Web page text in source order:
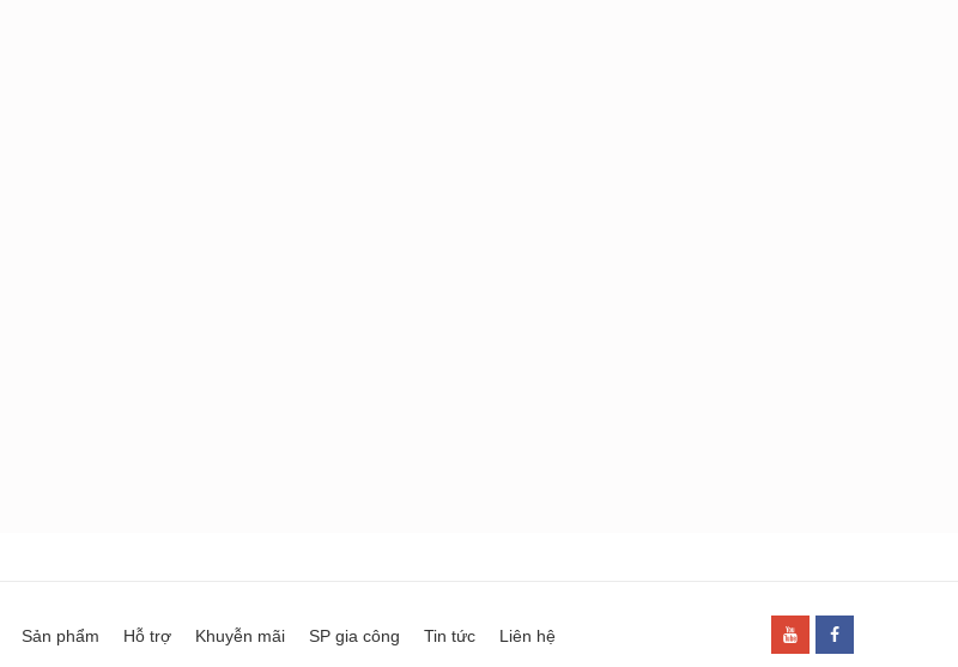
Sản phẩm Hỗ trợ Khuyễn mãi SP gia công Tin tức Liên hệ